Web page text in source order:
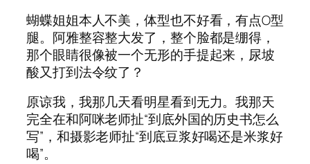
蝴蝶姐姐本人不美，体型也不好看，有点O型
腿。阿雅整容整大发了，整个脸都是绷得，
那个眼睛很像被一个无形的手提起来，尿坡
酸又打到法令纹了？
原谅我，我那几天看明星看到无力。我那天
完全在和阿咪老师扯“到底外国的历史书怎么
写”，和摄影老师扯“到底豆浆好喝还是米浆好
喝”。